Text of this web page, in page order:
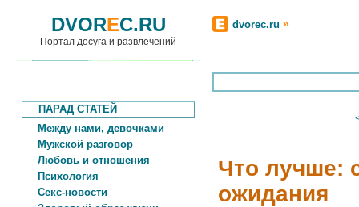
DVOREC.RU
Портал досуга и развлечений
dvorec.ru »
ПАРАД СТАТЕЙ
Между нами, девочками
Мужской разговор
Любовь и отношения
Психология
Секс-новости
Что лучше:
ожидания